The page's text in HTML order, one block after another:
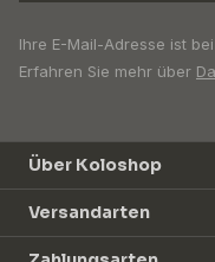
Ihre E-Mail-Adresse ist
Erfahren Sie mehr über
Über Koloshop
Versandarten